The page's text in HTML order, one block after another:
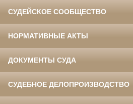
СУДЕЙСКОЕ СООБЩЕСТВО
НОРМАТИВНЫЕ АКТЫ
ДОКУМЕНТЫ СУДА
СУДЕБНОЕ ДЕЛОПРОИЗВОДСТВО